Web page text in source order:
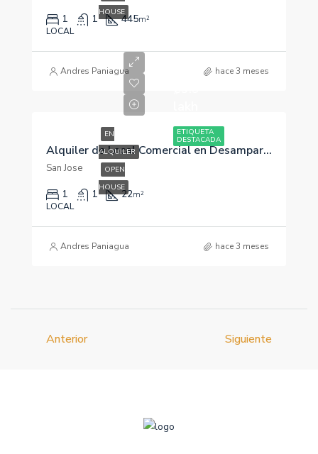
HOUSE
1 1 445m²
LOCAL
Andres Paniagua hace 3 meses
ETIQUETA
DESTACADA
EN
ALQUILER
OPEN
HOUSE
Alquiler de Local Comercial en Desamparados, San José. Av Principal. 22m2
San Jose
1 1 22m²
LOCAL
Andres Paniagua hace 3 meses
Anterior Siguiente